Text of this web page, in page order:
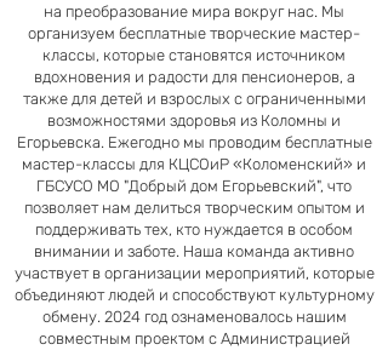
на преобразование мира вокруг нас. Мы
организуем бесплатные творческие мастер-
классы, которые становятся источником
вдохновения и радости для пенсионеров, а
также для детей и взрослых с ограниченными
возможностями здоровья из Коломны и
Егорьевска. Ежегодно мы проводим бесплатные
мастер-классы для КЦСОиР «Коломенский» и
ГБСУСО МО "Добрый дом Егорьевский", что
позволяет нам делиться творческим опытом и
поддерживать тех, кто нуждается в особом
внимании и заботе. Наша команда активно
участвует в организации мероприятий, которые
объединяют людей и способствуют культурному
обмену.​​​​ 2024 год ознаменовалось нашим
совместным проектом с Администрацией